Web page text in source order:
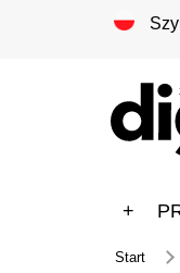
+
Start